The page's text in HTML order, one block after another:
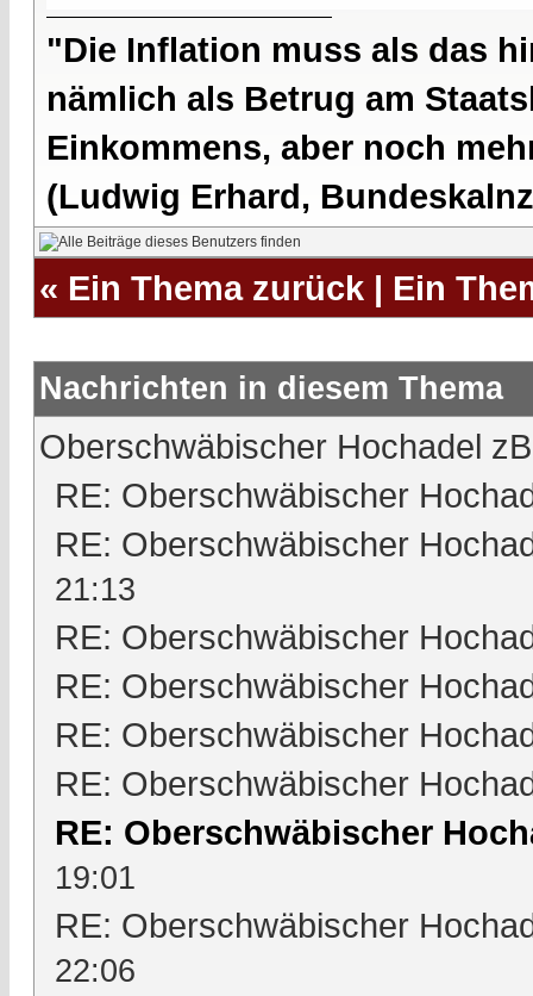
"Die Inflation muss als das
nämlich als Betrug am
Einkommens, aber noch
(Ludwig Erhard,
« Ein Thema zurück | Ein
Nachrichten in diesem Thema
Oberschwäbischer Hochadel
RE: Oberschwäbischer
RE: Oberschwäbischer
21:13
RE: Oberschwäbischer
RE: Oberschwäbischer
RE: Oberschwäbischer
RE: Oberschwäbischer
RE: Oberschwäbischer
19:01
RE: Oberschwäbischer
22:06